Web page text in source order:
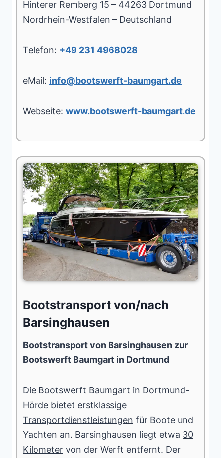
Hinterer Remberg 15 – 44263 Dortmund
Nordrhein-Westfalen – Deutschland
Telefon: +49 231 4968028
eMail: info@bootswerft-baumgart.de
Webseite: www.bootswerft-baumgart.de
Bootstransport von/nach
Barsinghausen
Bootstransport von Barsinghausen zur
Bootswerft Baumgart in Dortmund
Die Bootswerft Baumgart in Dortmund-
Hörde bietet erstklassige
Transportdienstleistungen für Boote und
Yachten an. Barsinghausen liegt etwa 30
Kilometer von der Werft entfernt. Der